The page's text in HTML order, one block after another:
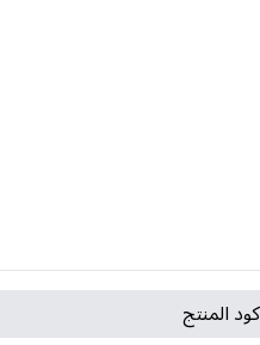
كود المنتج